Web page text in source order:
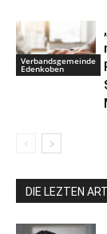
Verbandsgemeinde
Edenkoben
DIE LEZTEN